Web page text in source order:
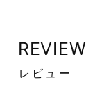
REVIEW
レビュー